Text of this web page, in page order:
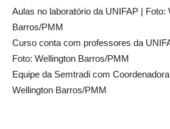
Aulas no laboratório da UNIFAP | Foto:
Barros/PMM
Curso conta com professores da
Foto: Wellington Barros/PMM
Equipe da Semtradi com
Wellington Barros/PMM